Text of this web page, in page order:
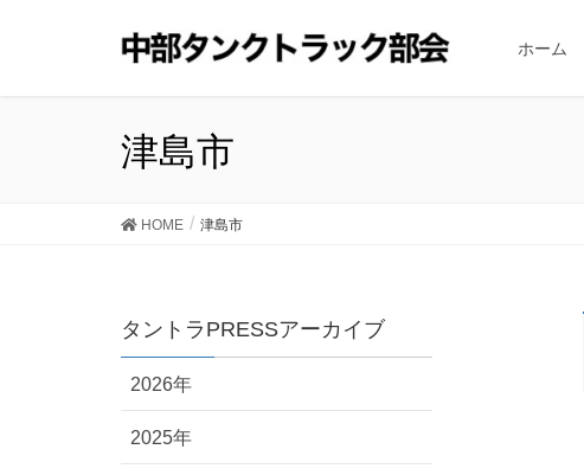
ホーム
津島市
HOME 津島市
タントラPRESSアーカイブ
2026年
2025年